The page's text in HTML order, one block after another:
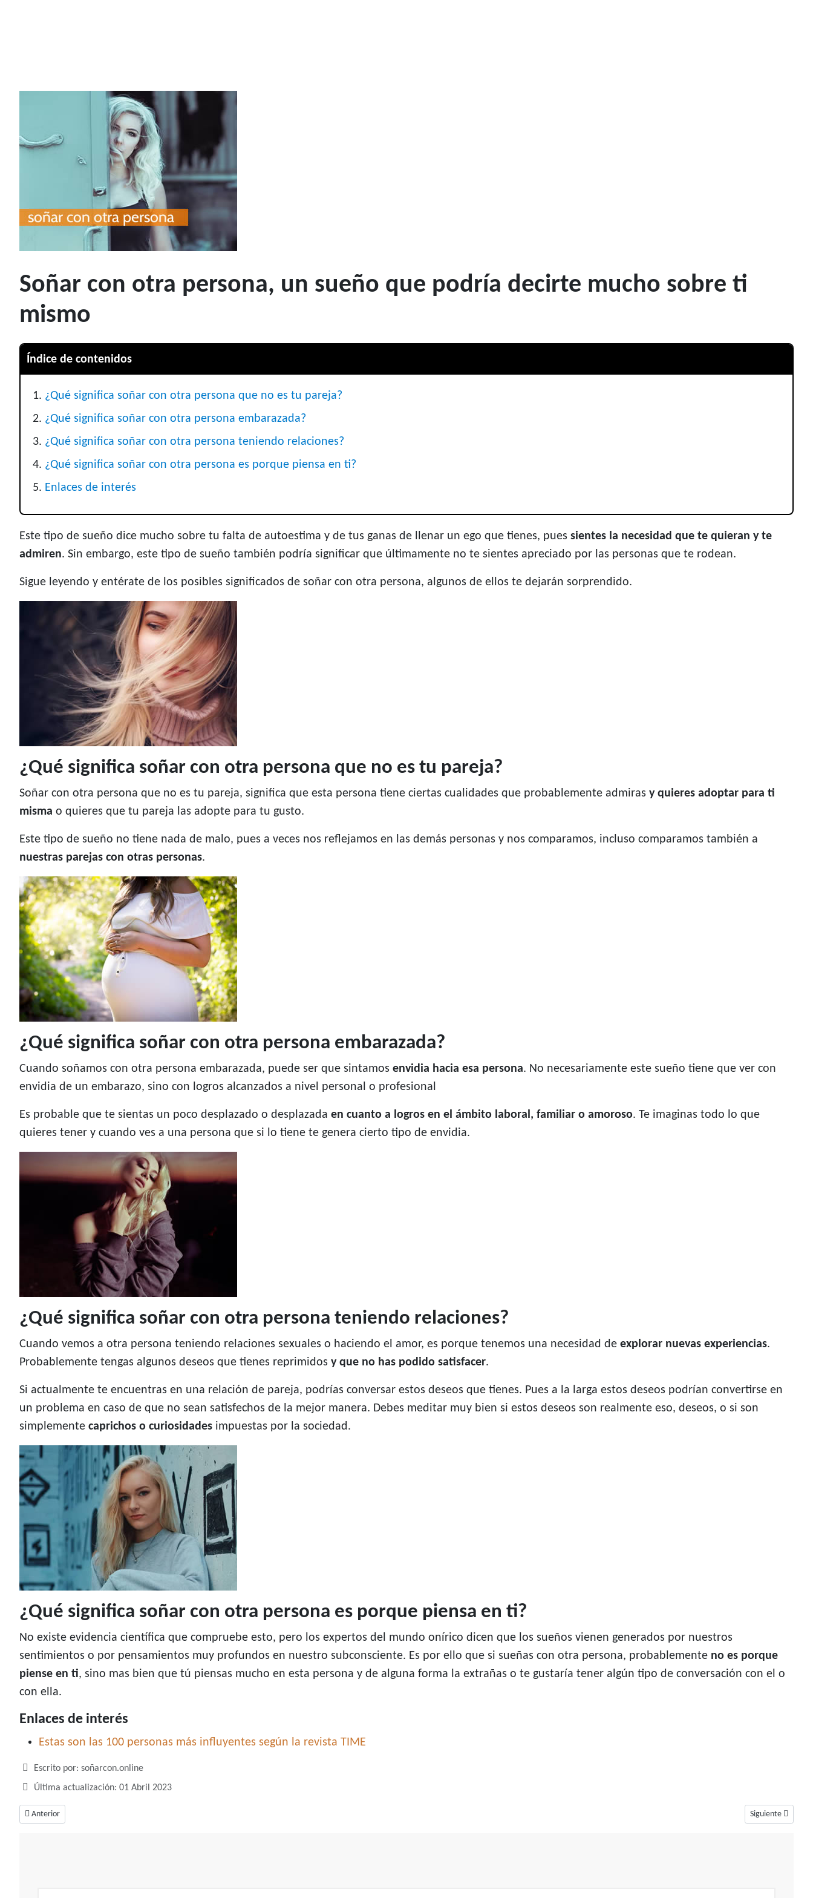
Soñar con otra persona, un sueño que podría decirte mucho sobre ti
mismo
Índice de contenidos
¿Qué significa soñar con otra persona que no es tu pareja?
¿Qué significa soñar con otra persona embarazada?
¿Qué significa soñar con otra persona teniendo relaciones?
¿Qué significa soñar con otra persona es porque piensa en ti?
Enlaces de interés
Este tipo de sueño dice mucho sobre tu falta de autoestima y de tus ganas de llenar un ego que tienes, pues sientes la necesidad que te quieran y te
admiren. Sin embargo, este tipo de sueño también podría significar que últimamente no te sientes apreciado por las personas que te rodean.
Sigue leyendo y entérate de los posibles significados de soñar con otra persona, algunos de ellos te dejarán sorprendido.
¿Qué significa soñar con otra persona que no es tu pareja?
Soñar con otra persona que no es tu pareja, significa que esta persona tiene ciertas cualidades que probablemente admiras y quieres adoptar para ti
misma o quieres que tu pareja las adopte para tu gusto.
Este tipo de sueño no tiene nada de malo, pues a veces nos reflejamos en las demás personas y nos comparamos, incluso comparamos también a
nuestras parejas con otras personas.
¿Qué significa soñar con otra persona embarazada?
Cuando soñamos con otra persona embarazada, puede ser que sintamos envidia hacia esa persona. No necesariamente este sueño tiene que ver con
envidia de un embarazo, sino con logros alcanzados a nivel personal o profesional
Es probable que te sientas un poco desplazado o desplazada en cuanto a logros en el ámbito laboral, familiar o amoroso. Te imaginas todo lo que
quieres tener y cuando ves a una persona que si lo tiene te genera cierto tipo de envidia.
¿Qué significa soñar con otra persona teniendo relaciones?
Cuando vemos a otra persona teniendo relaciones sexuales o haciendo el amor, es porque tenemos una necesidad de explorar nuevas experiencias.
Probablemente tengas algunos deseos que tienes reprimidos y que no has podido satisfacer.
Si actualmente te encuentras en una relación de pareja, podrías conversar estos deseos que tienes. Pues a la larga estos deseos podrían convertirse en
un problema en caso de que no sean satisfechos de la mejor manera. Debes meditar muy bien si estos deseos son realmente eso, deseos, o si son
simplemente caprichos o curiosidades impuestas por la sociedad.
¿Qué significa soñar con otra persona es porque piensa en ti?
No existe evidencia científica que compruebe esto, pero los expertos del mundo onírico dicen que los sueños vienen generados por nuestros
sentimientos o por pensamientos muy profundos en nuestro subconsciente. Es por ello que si sueñas con otra persona, probablemente no es porque
piense en ti, sino mas bien que tú piensas mucho en esta persona y de alguna forma la extrañas o te gustaría tener algún tipo de conversación con el o
con ella.
Enlaces de interés
Estas son las 100 personas más influyentes según la revista TIME
Detalles
Escrito por: soñarcon.online
Última actualización: 01 Abril 2023
Artículo anterior: Soñar con persecución, un sueño cargado con emociones de alerta
Anterior Artículo siguiente:
Siguiente